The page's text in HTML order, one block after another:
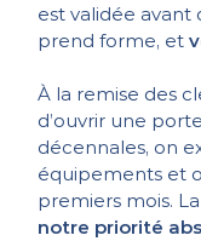
est validée avant
prend forme, et
À la remise des
d’ouvrir une
décennales, on
équipements et
premiers mois.
notre priorité